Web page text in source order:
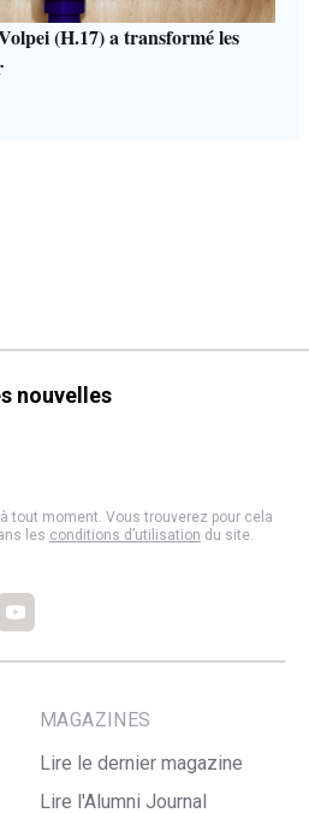
(H.17) a transformé les
nouvelles
tout moment. Vous trouverez pour cela
les conditions d’utilisation du site.
Facebook
MAGAZINES
Lire le dernier magazine
Lire l'Alumni Journal